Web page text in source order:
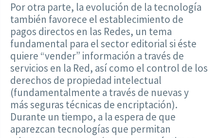
Por otra parte, la evolución de la tecnología
también favorece el establecimiento de
pagos directos en las Redes, un tema
fundamental para el sector editorial si éste
quiere “vender” información a través de
servicios en la Red, así como el control de los
derechos de propiedad intelectual
(fundamentalmente a través de nuevas y
más seguras técnicas de encriptación).
Durante un tiempo, a la espera de que
aparezcan tecnologías que permitan